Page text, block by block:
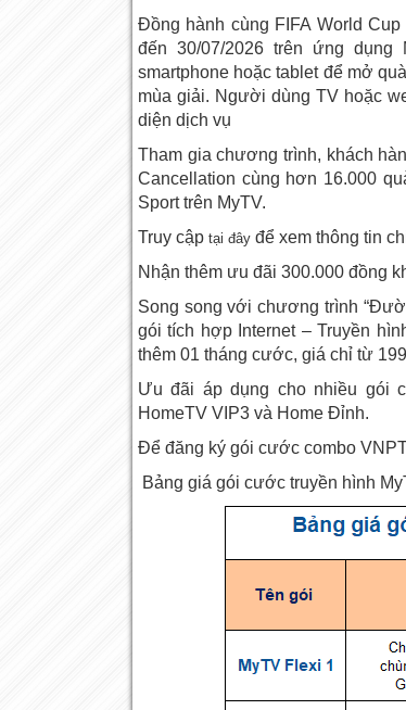
Đồng hành cùng FIFA World
đến 30/07/2026 trên ứng
smartphone hoặc tablet để mở
mùa giải. Người dùng TV hoặc
diện dịch vụ
Tham gia chương trình, khách
Cancellation cùng hơn 16.000
Sport trên MyTV.
Truy cập tại đây để xem thông tin
Nhận thêm ưu đãi 300.000 đồng
Song song với chương trình
gói tích hợp Internet – Truyền
thêm 01 tháng cước, giá chỉ từ
Ưu đãi áp dụng cho nhiều gói
HomeTV VIP3 và Home Đỉnh.
Để đăng ký gói cước combo
Bảng giá gói cước truyền hình